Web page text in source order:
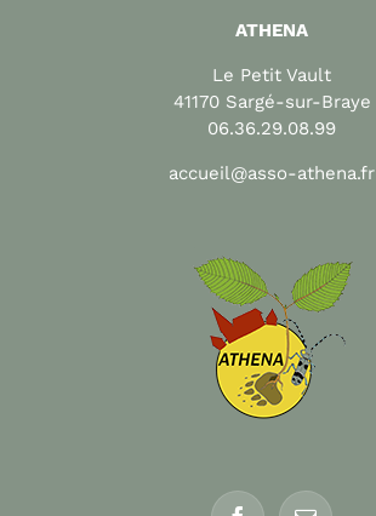
ATHENA
Le Petit Vault
41170 Sargé-sur-Braye
06.36.29.08.99
accueil@asso-athena.fr